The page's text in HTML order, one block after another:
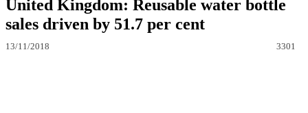
United Kingdom: Reusable water bottle
sales driven by 51.7 per cent
13/11/2018 3301